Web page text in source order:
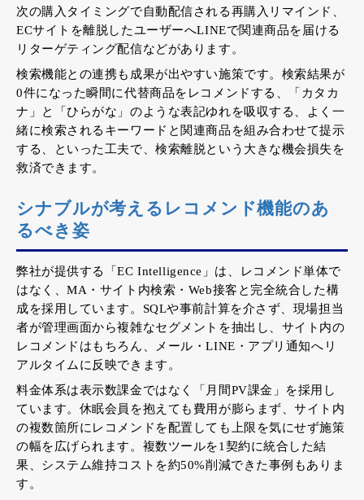
次の購入タイミングで自動配信される再購入リマインド、
ECサイトを離脱したユーザーへLINEで関連商品を届ける
リターゲティング配信などがあります。
検索機能との連携も成果が出やすい施策です。検索結果が
0件になった瞬間に代替商品をレコメンドする、「カタカ
ナ」と「ひらがな」のような表記ゆれを吸収する、よく一
緒に検索されるキーワードと関連商品を組み合わせて提示
する、といった工夫で、検索離脱という大きな機会損失を
救済できます。
シナブルが考えるレコメンド機能のあ
るべき姿
弊社が提供する「EC Intelligence」は、レコメンド単体で
はなく、MA・サイト内検索・Web接客と完全統合した構
成を採用しています。SQLや事前計算を介さず、現場担当
者が管理画面から複雑なセグメントを抽出し、サイト内の
レコメンドはもちろん、メール・LINE・アプリ通知へリ
アルタイムに反映できます。
料金体系は表示数課金ではなく「月間PV課金」を採用し
ています。休眠会員を抱えても費用が膨らまず、サイト内
の複数箇所にレコメンドを配置しても上限を気にせず施策
の幅を広げられます。複数ツールを1契約に統合した結
果、システム維持コストを約50%削減できた事例もありま
す。